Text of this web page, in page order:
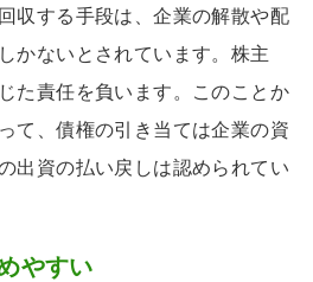
収する手段は、企業の解散や配
かないとされています。株主
た責任を負います。このことか
て、債権の引き当ては企業の資
出資の払い戻しは認められてい
やすい